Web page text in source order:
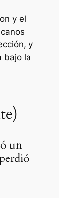
y el
y
bajo la
un